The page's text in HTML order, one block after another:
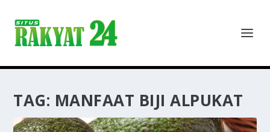
TAG: MANFAAT BIJI ALPUKAT